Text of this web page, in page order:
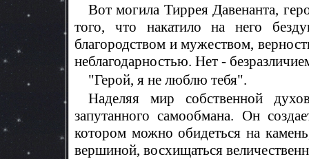
Вот могила Тиррея Давенанта,
того, что накатило на него
благородством и мужеством,
неблагодарностью. Нет -
"Герой, я не люблю тебя".
Наделяя мир собственной
запутанного самообмана. Он
котором можно обидеться на
вершиной, восхищаться